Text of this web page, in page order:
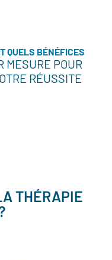
QUELS BÉNÉFICES
MESURE POUR
RÉUSSITE
THÉRAPIE